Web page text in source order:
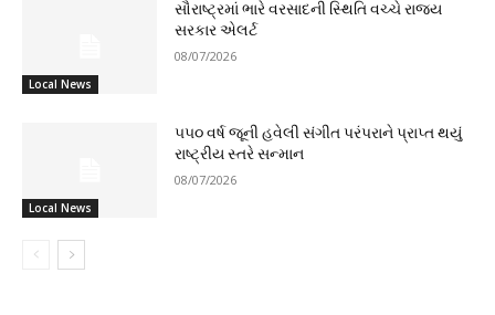
Local News
સૌરાષ્ટ્રમાં ભારે વરસાદની સ્થિતિ વચ્ચે રાજ્ય
સરકાર એલર્ટ
08/07/2026
Local News
૫૫૦ વર્ષ જૂની હવેલી સંગીત પરંપરાને પ્રાપ્ત થયું
રાષ્ટ્રીય સ્તરે સન્માન
08/07/2026